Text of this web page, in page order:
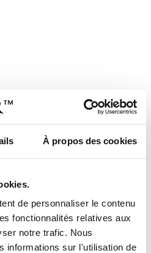
À propos des cookies
de personnaliser le contenu
fonctionnalités relatives aux
notre trafic. Nous
informations sur l'utilisation de